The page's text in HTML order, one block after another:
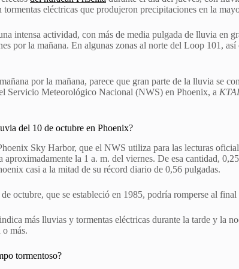
eléctricas que produjeron precipitaciones en la
intensa actividad, con más de media pulgada de lluvia en
por la mañana. En algunas zonas al norte del Loop 101,
por la mañana, parece que gran parte de la lluvia se
Servicio Meteorológico Nacional (NWS) en Phoenix, a
del 10 de octubre en Phoenix?
Sky Harbor, que el NWS utiliza para las lecturas
aproximadamente la 1 a. m. del viernes. De esa cantidad,
casi a la mitad de su récord diario de 0,56 pulgadas.
octubre, que se estableció en 1985, podría romperse al final
más lluvias y tormentas eléctricas durante la tarde y la
más.
tormentoso?